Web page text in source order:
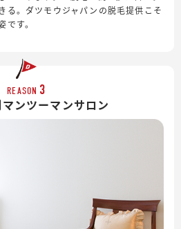
る。ダツモウジャパンの脱毛提供こそ
す。
REASON 3
マンツーマンサロン